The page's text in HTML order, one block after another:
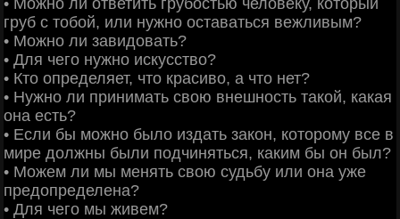
груб с тобой, или нужно оставаться вежливым?
• Можно ли завидовать?
• Для чего нужно искусство?
• Кто определяет, что красиво, а что нет?
• Нужно ли принимать свою внешность такой, какая
она есть?
• Если бы можно было издать закон, которому все в
мире должны были подчиняться, каким бы он был?
• Можем ли мы менять свою судьбу или она уже
предопределена?
• Для чего мы живем?